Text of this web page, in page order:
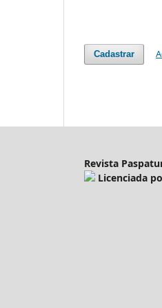
Cadastrar
Revista
Licenciada